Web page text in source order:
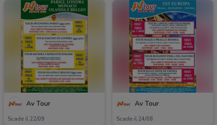
Av Tour
Scade il 22/09
Av Tour
Scade il 24/08